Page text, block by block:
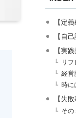
【定
【自
【実
リ
経営
時に
【失
その